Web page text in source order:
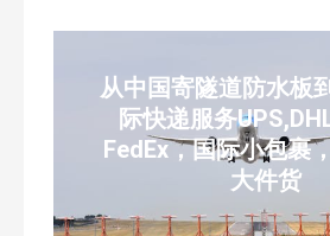
从中国寄隧道防水板
际快递服务
FedEx，国际小包裹
大件货